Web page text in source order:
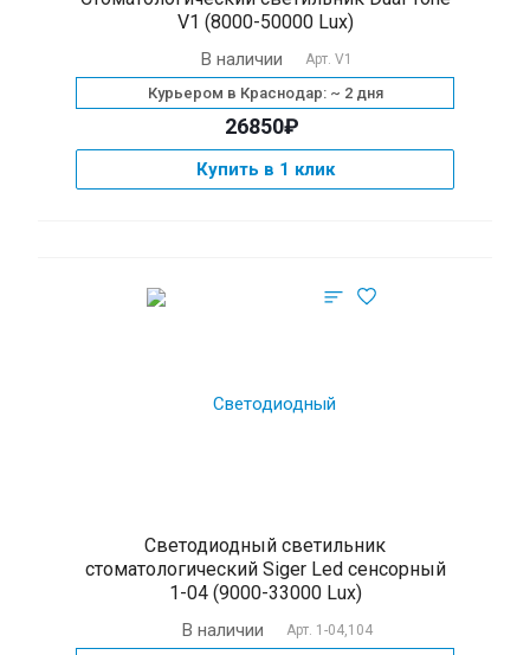
V1 (8000-50000 Lux)
В наличии Арт. V1
Курьером в Краснодар: ~ 2 дня
26850₽
Купить в 1 клик
Светодиодный светильник
стоматологический Siger Led сенсорный
1-04 (9000-33000 Lux)
В наличии Арт. 1-04,104